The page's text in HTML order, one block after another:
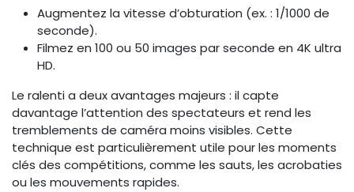
Augmentez la vitesse d’obturation (ex. : 1/1000 de
seconde).
Filmez en 100 ou 50 images par seconde en 4K ultra
HD.
Le ralenti a deux avantages majeurs : il capte
davantage l’attention des spectateurs et rend les
tremblements de caméra moins visibles. Cette
technique est particulièrement utile pour les moments
clés des compétitions, comme les sauts, les acrobaties
ou les mouvements rapides.